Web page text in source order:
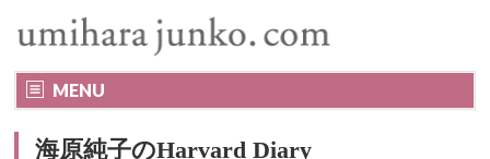
MENU
海原純子のHarvard Diary